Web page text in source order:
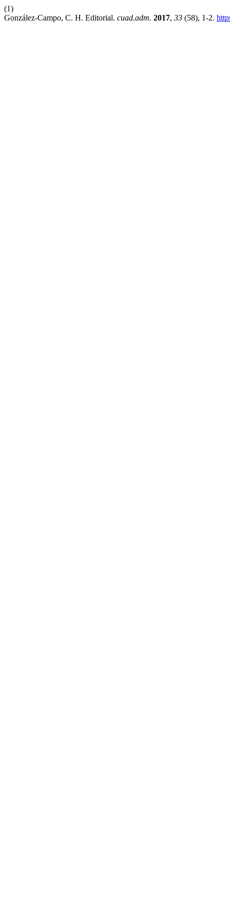
(1)
González-Campo, C. H. Editorial. cuad.adm. 2017, 33 (58), 1-2.